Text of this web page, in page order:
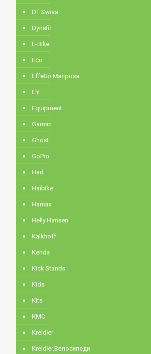
DT Swiss
Dynafit
E-Bike
Eco
Effetto Mariposa
Elit
Equipment
Garmin
Ghost
GoPro
Had
Haibike
Hamax
Helly Hansen
Kalkhoff
Kenda
Kick Stands
Kids
Kits
KMC
Kreidler
Kreidler,Велосипеди